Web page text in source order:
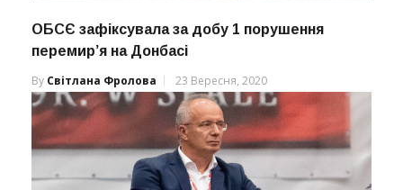
ОБСЄ зафіксувала за добу 1 порушення
перемир’я на Донбасі
By Світлана Фролова 23 Вересня, 2020